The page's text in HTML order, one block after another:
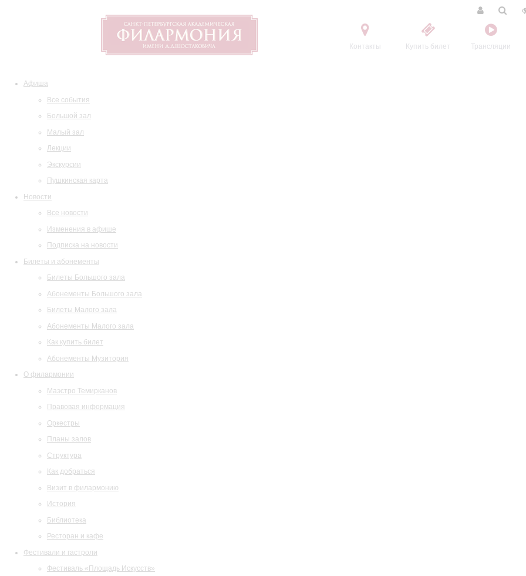
Контакты Купить билет Трансляции
Афиша
Все события
Большой зал
Малый зал
Лекции
Экскурсии
Пушкинская карта
Новости
Все новости
Изменения в афише
Подписка на новости
Билеты и абонементы
Билеты Большого зала
Абонементы Большого зала
Билеты Малого зала
Абонементы Малого зала
Как купить билет
Абонементы Музитория
О филармонии
Маэстро Темирканов
Правовая информация
Оркестры
Планы залов
Структура
Как добраться
Визит в филармонию
История
Библиотека
Ресторан и кафе
Фестивали и гастроли
Фестиваль «Площадь Искусств»